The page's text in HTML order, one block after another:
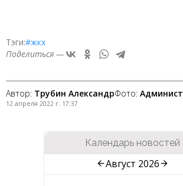
Тэги:#жкх
Поделиться —
Автор: Трубин АлександрФото:
12 апреля 2022 г. 17:37
Календарь новостей
Август 2026